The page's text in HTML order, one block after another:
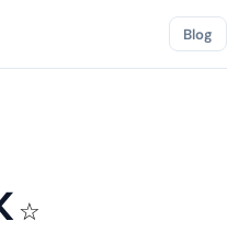
Blog
☆